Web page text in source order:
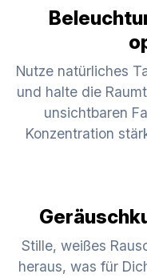
Nutze natürliches
und halte die
unsichtbaren
Konzentration
Stille, weißes
heraus, was für